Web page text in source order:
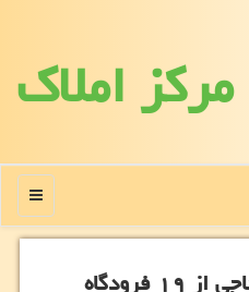
مركز املاك
منو